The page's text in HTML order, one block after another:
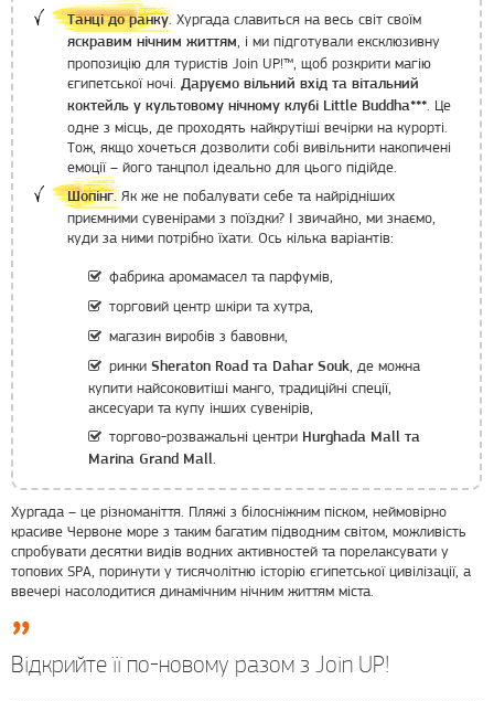
Танці до ранку. Хургада славиться на весь світ своїм
яскравим нічним життям , і ми підготували ексклюзивну
пропозицію для туристів Join UP!™, щоб розкрити магію
єгипетської ночі. Даруємо вільний вхід та вітальний
коктейль у культовому нічному клубі Little Buddha*** . Це
одне з місць, де проходять найкрутіші вечірки на курорті.
Тож, якщо хочеться дозволити собі вивільнити накопичені
емоції – його танцпол ідеально для цього підійде.
Шопінг. Як же не побалувати себе та найрідніших
приємними сувенірами з поїздки? І звичайно, ми знаємо,
куди за ними потрібно їхати. Ось кілька варіантів:
фабрика аромамасел та парфумів,
торговий центр шкіри та хутра,
магазин виробів з бавовни,
ринки Sheraton Road та Dahar Souk , де можна
купити найсоковитіші манго, традиційні спеції,
аксесуари та купу інших сувенірів,
торгово-розважальні центри Hurghada Mall та
Marina Grand Mall
Хургада – це різноманіття. Пляжі з білосніжним піском, неймовірно
красиве Червоне море з таким багатим підводним світом, можливість
спробувати десятки видів водних активностей та порелаксувати у
топових SPA, поринути у тисячолітню історію єгипетської цивілізації, а
ввечері насолодитися динамічним нічним життям міста.
Відкрийте її по-новому разом з Join UP!